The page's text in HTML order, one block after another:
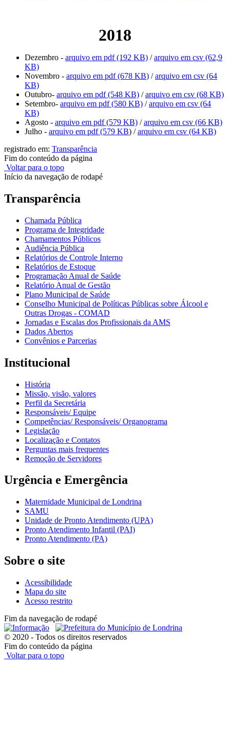
2018
Dezembro - arquivo em pdf (192 KB) /arquivo em csv (62,9
KB)
Novembro - arquivo em pdf (678 KB) /arquivo em csv (64
KB)
Outubro- arquivo em pdf (548 KB) /arquivo em csv (68 KB)
Setembro- arquivo em pdf (580 KB) /arquivo em csv (64
KB)
Agosto - arquivo em pdf (579 KB) /arquivo em csv (66 KB)
Julho - arquivo em pdf (579 KB) /arquivo em csv (64 KB)
registrado em: Transparência
Fim do conteúdo da página
Voltar para o topo
Início da navegação de rodapé
Transparência
Chamada Pública
Programa de Integridade
Chamamentos Públicos
Audiência Pública
Relatórios de Controle Interno
Relatórios de Estoque
Programação Anual de Saúde
Relatório Anual de Gestão
Plano Municipal de Saúde
Conselho Municipal de Políticas Públicas sobre Álcool e
Outras Drogas - COMAD
Jornadas e Escalas dos Profissionais da AMS
Dados Abertos
Convênios e Parcerias
Institucional
História
Missão, visão, valores
Perfil da Secretária
Responsáveis/ Equipe
Competências/ Responsáveis/ Organograma
Legislação
Localização e Contatos
Perguntas mais frequentes
Remoção de Servidores
Urgência e Emergência
Maternidade Municipal de Londrina
SAMU
Unidade de Pronto Atendimento (UPA)
Pronto Atendimento Infantil (PAI)
Pronto Atendimento (PA)
Sobre o site
Acessibilidade
Mapa do site
Acesso restrito
Fim da navegação de rodapé
© 2020 - Todos os direitos reservados
Fim do conteúdo da página
Voltar para o topo